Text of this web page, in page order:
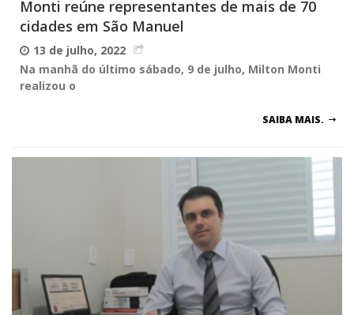
Monti reúne representantes de mais de 70
cidades em São Manuel
13 de julho, 2022
Na manhã do último sábado, 9 de julho, Milton Monti
realizou o
SAIBA MAIS.